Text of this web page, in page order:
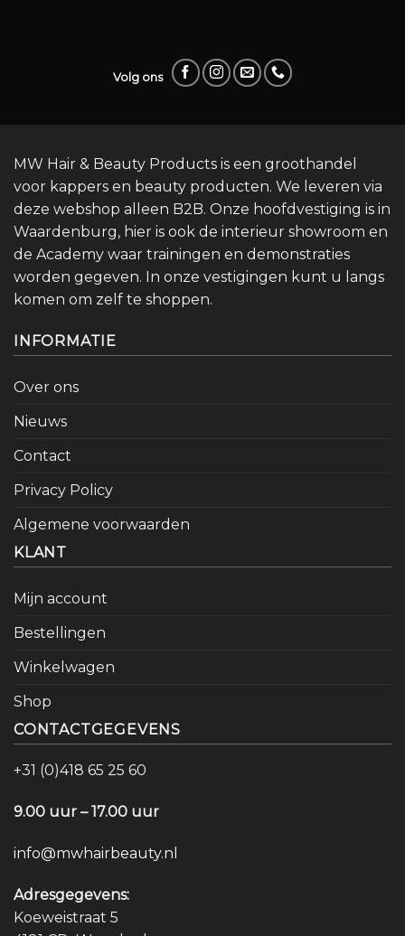
Volg ons
MW Hair & Beauty Products is een groothandel
voor kappers en beauty producten. We leveren via
deze webshop alleen B2B. Onze hoofdvestiging is in
Waardenburg, hier is ook de interieur showroom en
de Academy waar trainingen en demonstraties
worden gegeven. In onze vestigingen kunt u langs
komen om zelf te shoppen.
INFORMATIE
Over ons
Nieuws
Contact
Privacy Policy
Algemene voorwaarden
KLANT
Mijn account
Bestellingen
Winkelwagen
Shop
CONTACTGEGEVENS
+31 (0)418 65 25 60
9.00 uur – 17.00 uur
info@mwhairbeauty.nl
Adresgegevens:
Koeweistraat 5